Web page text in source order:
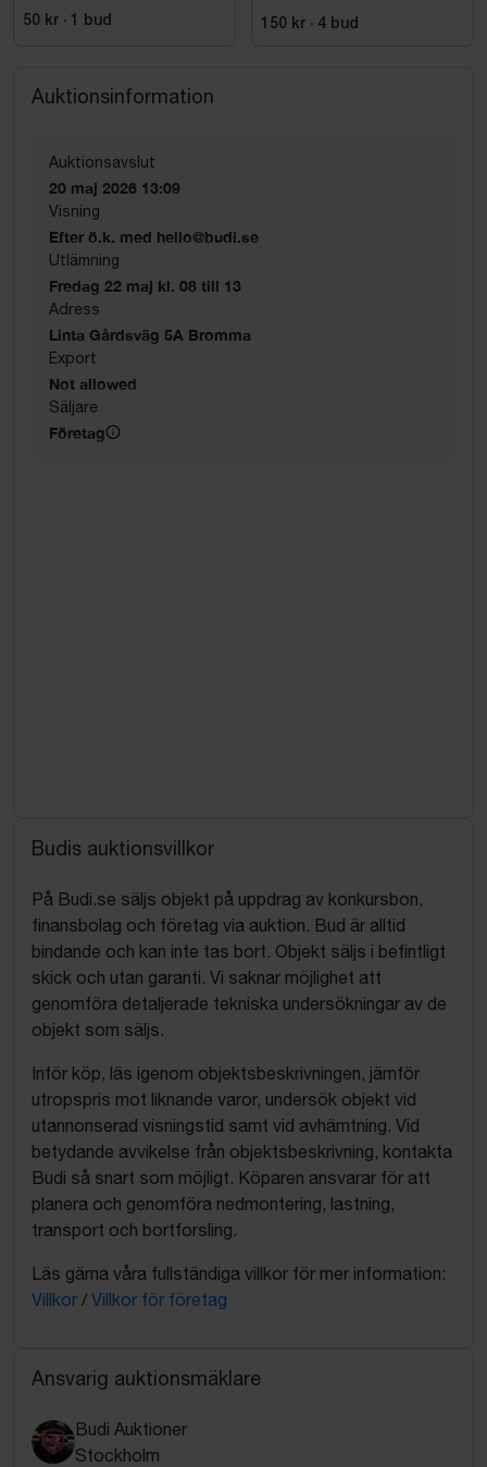
50 kr · 1 bud 150 kr · 4 bud
Auktionsinformation
Auktionsavslut
20 maj 2026 13:09
Visning
Efter ö.k. med hello@budi.se
Utlämning
Fredag 22 maj kl. 08 till 13
Adress
Linta Gårdsväg 5A Bromma
Export
Not allowed
Säljare
Företag
Budis auktionsvillkor
På Budi.se säljs objekt på uppdrag av konkursbon,
finansbolag och företag via auktion. Bud är alltid
bindande och kan inte tas bort. Objekt säljs i befintligt
skick och utan garanti. Vi saknar möjlighet att
genomföra detaljerade tekniska undersökningar av de
objekt som säljs.
Inför köp, läs igenom objektsbeskrivningen, jämför
utropspris mot liknande varor, undersök objekt vid
utannonserad visningstid samt vid avhämtning. Vid
betydande avvikelse från objektsbeskrivning, kontakta
Budi så snart som möjligt. Köparen ansvarar för att
planera och genomföra nedmontering, lastning,
transport och bortforsling.
Läs gärna våra fullständiga villkor för mer information:
Villkor / Villkor för företag
Ansvarig auktionsmäklare
Budi Auktioner
Stockholm